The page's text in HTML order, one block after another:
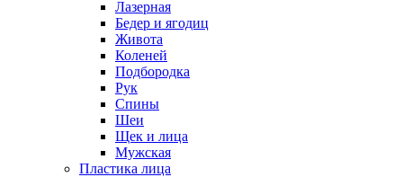
Лазерная
Бедер и ягодиц
Живота
Коленей
Подбородка
Рук
Спины
Шеи
Щек и лица
Мужская
Пластика лица